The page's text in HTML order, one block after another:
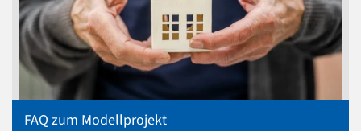
FAQ zum Modellprojekt